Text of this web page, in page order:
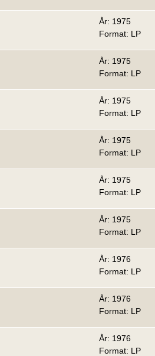
År: 1975
Format: LP
År: 1975
Format: LP
År: 1975
Format: LP
År: 1975
Format: LP
År: 1975
Format: LP
År: 1975
Format: LP
År: 1976
Format: LP
År: 1976
Format: LP
År: 1976
Format: LP